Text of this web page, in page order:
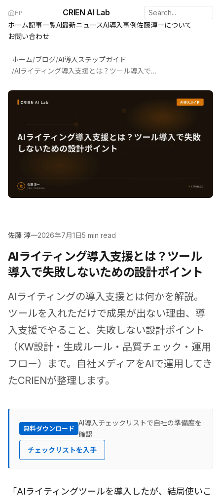
HP CRIEN AI Lab
ホーム記事一覧AI最新ニュースAI導入事例佐藤淳一について
お問い合わせ
ホーム/ブログ/AI導入ステップガイド
/ AIライティング導入支援とは？ツール導入で失敗しないための設計ポイント
佐藤 淳一2026年7月1日5 min read
AIライティング導入支援とは？ツール
導入で失敗しないための設計ポイント
AIライティングの導入支援とは何かを解説。
ツールを入れただけで成果が出ない理由、導
入支援でやること、失敗しない設計ポイント
（KW設計・生成ルール・品質チェック・運用
フロー）まで。自社メディアをAIで運用してき
たCRIENが整理します。
無料ダウンロード
AI導入チェックリストで自社の準備度を
確認
チェックリストを入手
「AIライティングツールを導入したが、結局使いこ